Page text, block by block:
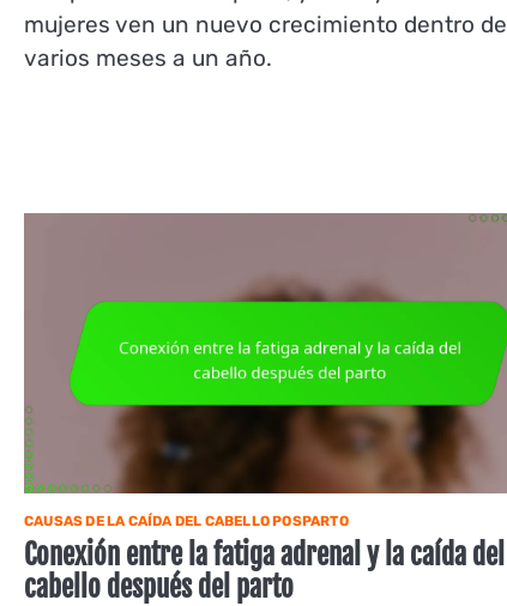
mujeres ven un nuevo crecimiento dentro de
varios meses a un año.
CAUSAS DE LA CAÍDA DEL CABELLO POSPARTO
Conexión entre la fatiga adrenal y la caída del
cabello después del parto